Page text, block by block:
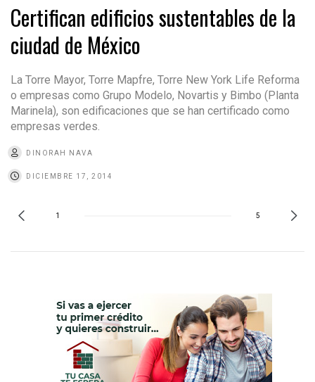
Certifican edificios sustentables de la
ciudad de México
La Torre Mayor, Torre Mapfre, Torre New York Life Reforma
o empresas como Grupo Modelo, Novartis y Bimbo (Planta
Marinela), son edificaciones que se han certificado como
empresas verdes.
DINORAH NAVA
DICIEMBRE 17, 2014
1 5